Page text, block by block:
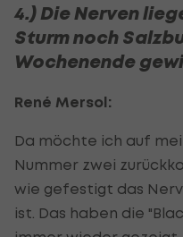
4.) Die Nerven
Sturm noch
Wochenende
René Mersol:
Da möchte ich auf
Nummer zwei
wie gefestigt das
ist. Das haben die